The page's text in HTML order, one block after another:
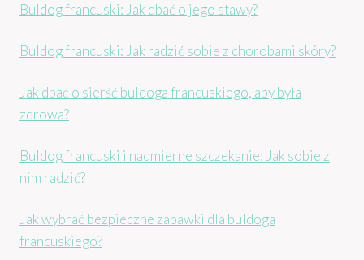
Buldog francuski: Jak dbać o jego stawy?
Buldog francuski: Jak radzić sobie z chorobami skóry?
Jak dbać o sierść buldoga francuskiego, aby była
zdrowa?
Buldog francuski i nadmierne szczekanie: Jak sobie z
nim radzić?
Jak wybrać bezpieczne zabawki dla buldoga
francuskiego?